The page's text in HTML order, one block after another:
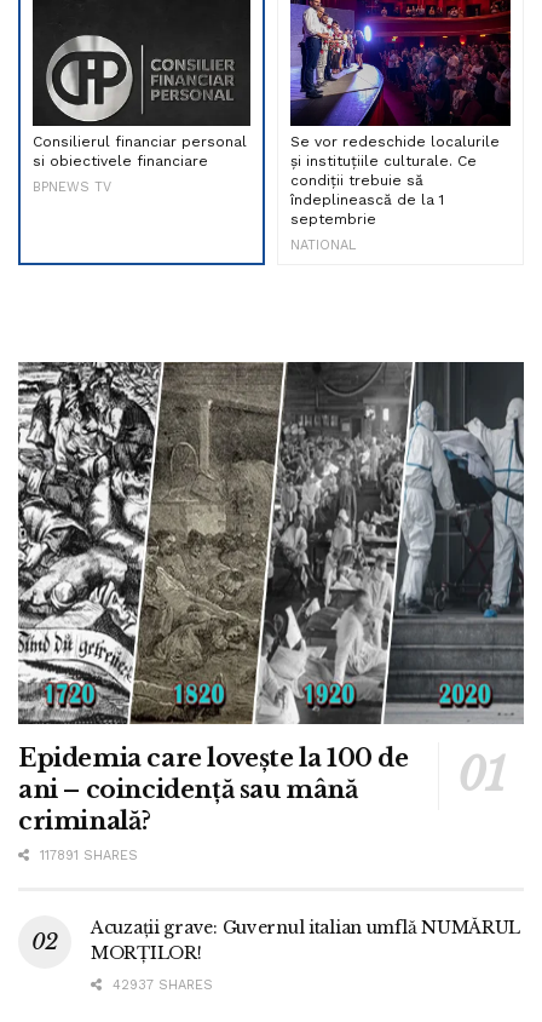
Consilierul financiar personal
si obiectivele financiare
BPNEWS TV
Se vor redeschide localurile
și instituțiile culturale. Ce
condiții trebuie să
îndeplinească de la 1
septembrie
NATIONAL
Epidemia care lovește la 100 de
ani – coincidență sau mână
criminală?
117891 SHARES
Acuzații grave: Guvernul italian umflă NUMĂRUL
MORȚILOR!
42937 SHARES